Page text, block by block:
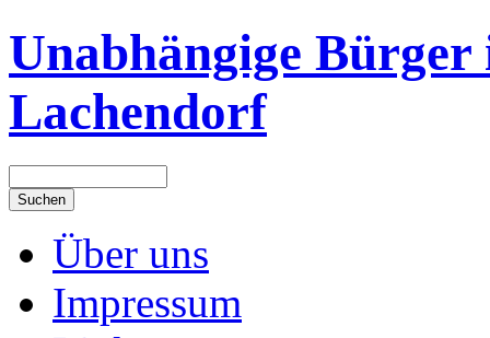
Unabhängige Bürger
Lachendorf
Über uns
Impressum